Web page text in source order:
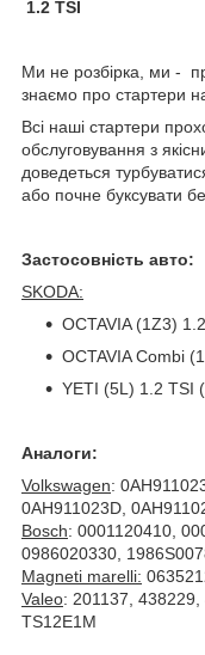
1.2 TSI
Ми не розбірка, ми -
знаємо про стартери
Всі наші стартери
обслуговування з
доведеться
або почне буксувати
Застосовність авто:
SKODA:
OCTAVIA (1Z3)
OCTAVIA Combi
YETI (5L) 1.2 TSI
Аналоги:
Volkswagen:
0AH911023D,
Bosch: 0001120410,
0986020330,
Magneti marelli:
Valeo: 201137, 438229,
TS12E1M